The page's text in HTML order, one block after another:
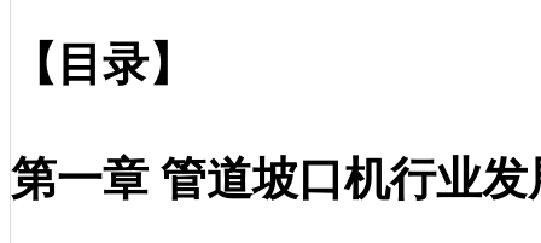
【目录】
第一章 管道坡口机行业发